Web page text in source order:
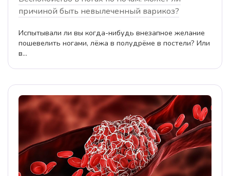
причиной быть невылеченный варикоз?
Испытывали ли вы когда-нибудь внезапное желание
пошевелить ногами, лёжа в полудрёме в постели? Или
в...